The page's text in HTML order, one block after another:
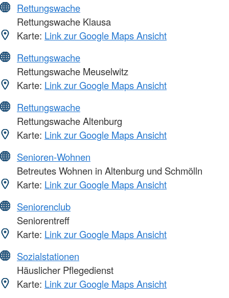
Rettungswache
Rettungswache Klausa
Karte: Link zur Google Maps Ansicht
Rettungswache
Rettungswache Meuselwitz
Karte: Link zur Google Maps Ansicht
Rettungswache
Rettungswache Altenburg
Karte: Link zur Google Maps Ansicht
Senioren-Wohnen
Betreutes Wohnen in Altenburg und Schmölln
Karte: Link zur Google Maps Ansicht
Seniorenclub
Seniorentreff
Karte: Link zur Google Maps Ansicht
Sozialstationen
Häuslicher Pflegedienst
Karte: Link zur Google Maps Ansicht